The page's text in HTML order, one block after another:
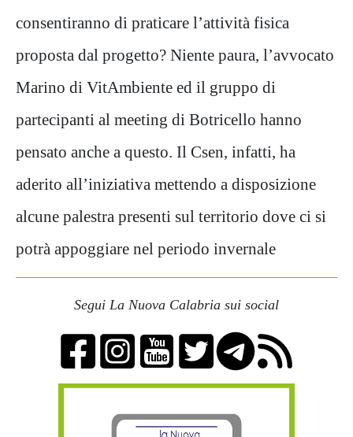
consentiranno di praticare l’attività fisica
proposta dal progetto? Niente paura, l’avvocato
Marino di VitAmbiente ed il gruppo di
partecipanti al meeting di Botricello hanno
pensato anche a questo. Il Csen, infatti, ha
aderito all’iniziativa mettendo a disposizione
alcune palestra presenti sul territorio dove ci si
potrà appoggiare nel periodo invernale
Segui La Nuova Calabria sui social